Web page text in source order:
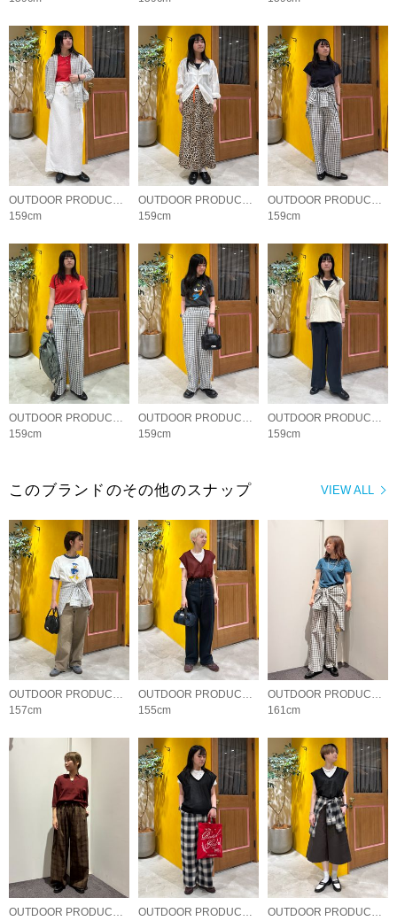
159cm
159cm
159cm
OUTDOOR PRODUCTS Usual Things
159cm
OUTDOOR PRODUCTS Usual Things
159cm
OUTDOOR PRODUCTS Usual Things
159cm
VIEW ALL
このブランドのその他のスナップ
OUTDOOR PRODUCTS Usual Things
157cm
OUTDOOR PRODUCTS Usual Things
155cm
OUTDOOR PRODUCTS Usual Things
161cm
OUTDOOR PRODUCTS Usual Things
OUTDOOR PRODUCTS Usual Things
OUTDOOR PRODUCTS Usual Things